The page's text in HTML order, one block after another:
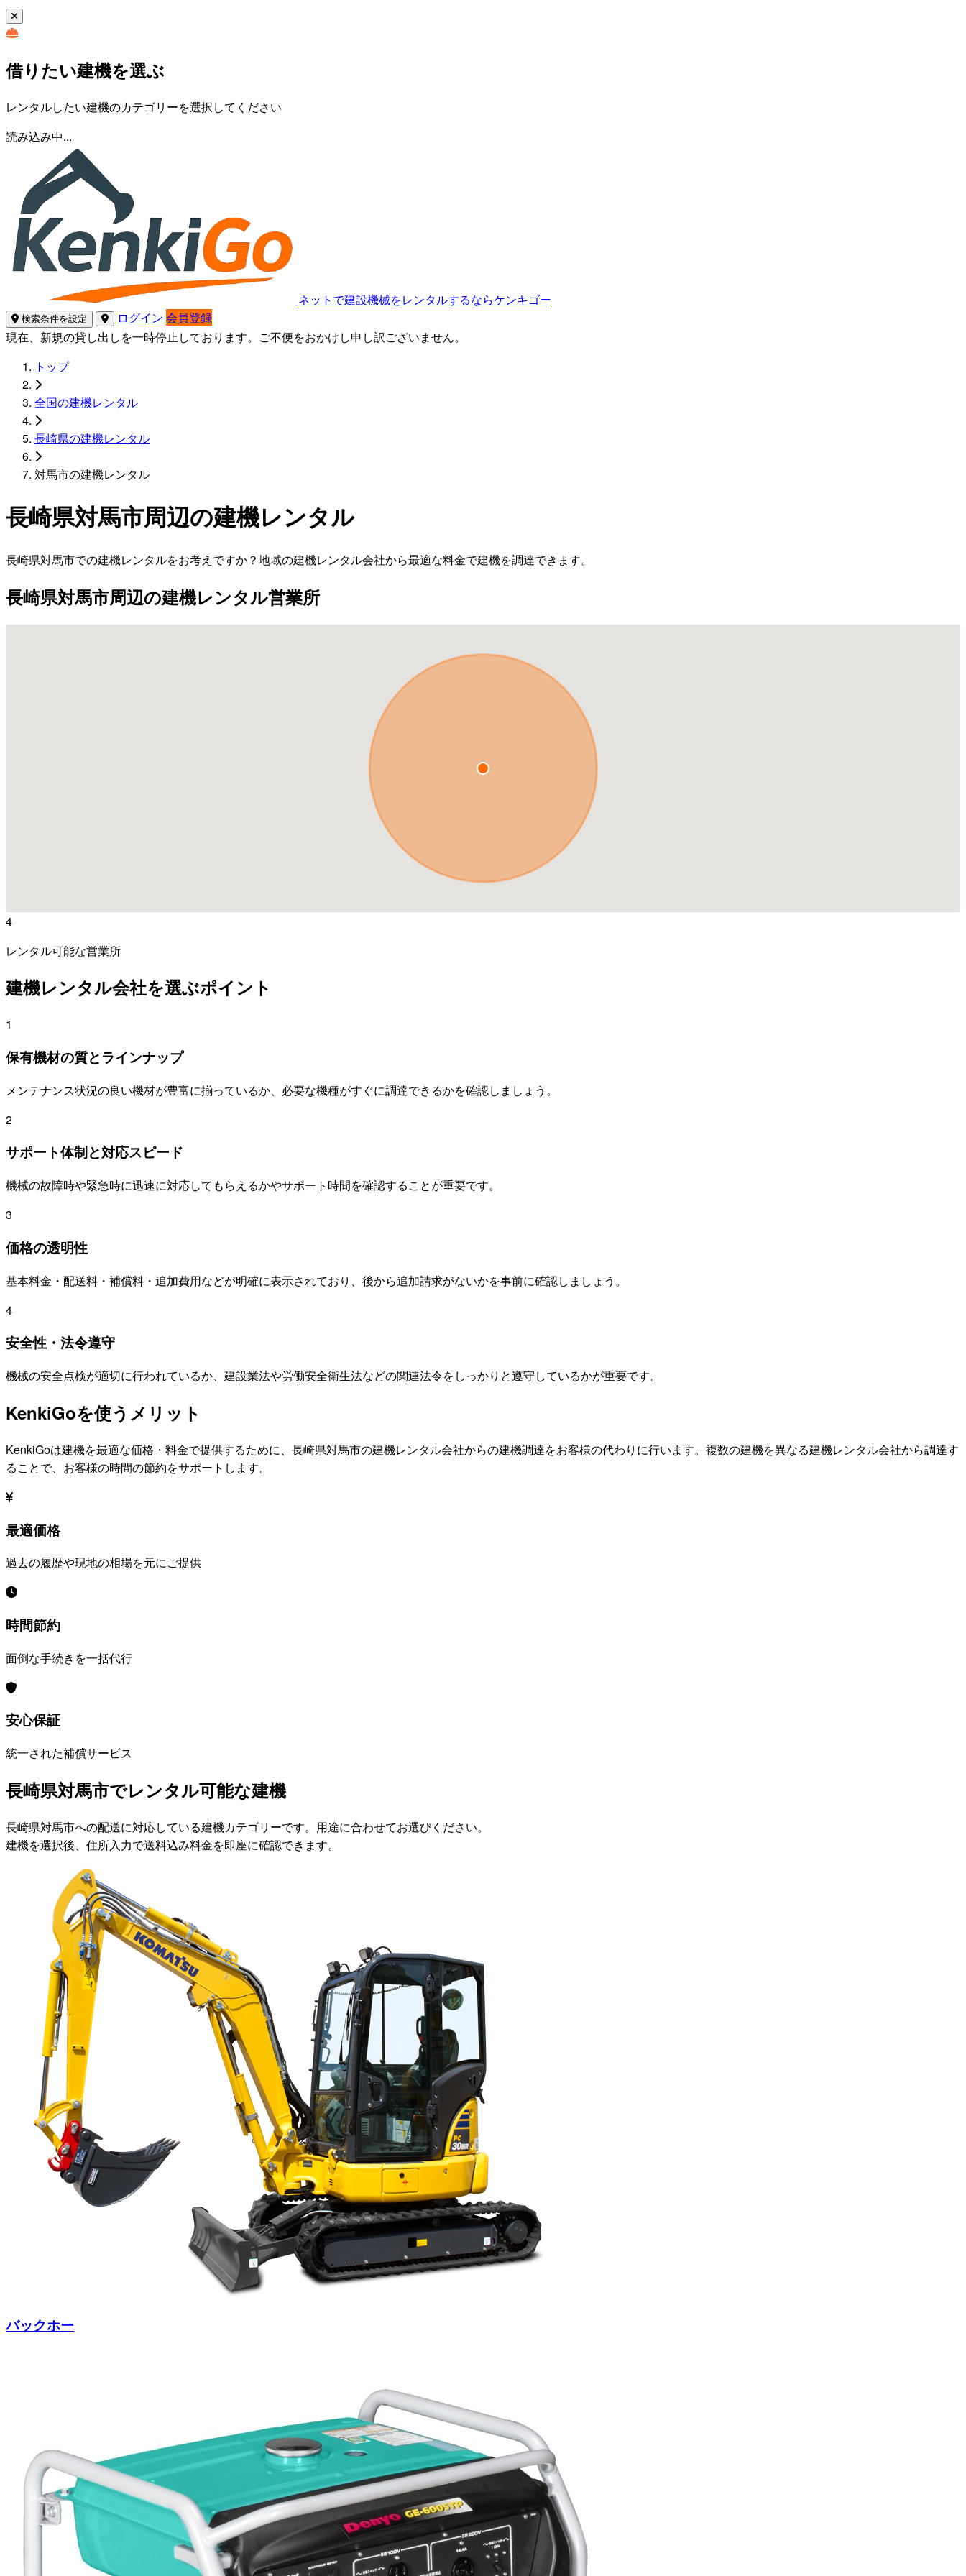
借りたい建機を選ぶ
レンタルしたい建機のカテゴリーを選択してください
読み込み中...
ネットで建設機械をレンタルするならケンキゴー
検索条件を設定 ログイン 会員登録
現在、新規の貸し出しを一時停止しております。ご不便をおかけし申し訳ございません。
トップ
全国の建機レンタル
長崎県の建機レンタル
対馬市の建機レンタル
長崎県対馬市周辺の建機レンタル
長崎県対馬市での建機レンタルをお考えですか？地域の建機レンタル会社から最適な料金で建機を調達できます。
長崎県対馬市周辺の建機レンタル営業所
4
レンタル可能な営業所
建機レンタル会社を選ぶポイント
1
保有機材の質とラインナップ
メンテナンス状況の良い機材が豊富に揃っているか、必要な機種がすぐに調達できるかを確認しましょう。
2
サポート体制と対応スピード
機械の故障時や緊急時に迅速に対応してもらえるかやサポート時間を確認することが重要です。
3
価格の透明性
基本料金・配送料・補償料・追加費用などが明確に表示されており、後から追加請求がないかを事前に確認しましょう。
4
安全性・法令遵守
機械の安全点検が適切に行われているか、建設業法や労働安全衛生法などの関連法令をしっかりと遵守しているかが重要です。
KenkiGoを使うメリット
KenkiGoは建機を最適な価格・料金で提供するために、 長崎県対馬市の建機レンタル会社からの建機調達をお客様の代わりに行います。複数の建機を異なる建機レンタル会社から調達す
ることで、お客様の時間の節約をサポートします。
最適価格
過去の履歴や現地の相場を元にご提供
時間節約
面倒な手続きを一括代行
安心保証
統一された補償サービス
長崎県対馬市でレンタル可能な建機
長崎県対馬市への配送に対応している建機カテゴリーです。用途に合わせてお選びください。
建機を選択後、住所入力で送料込み料金を即座に確認できます。
バックホー